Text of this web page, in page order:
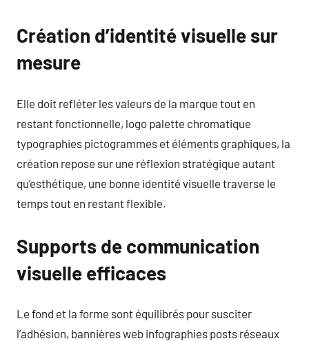
Création d’identité visuelle sur
mesure
Elle doit refléter les valeurs de la marque tout en
restant fonctionnelle, logo palette chromatique
typographies pictogrammes et éléments graphiques, la
création repose sur une réflexion stratégique autant
qu’esthétique, une bonne identité visuelle traverse le
temps tout en restant flexible.
Supports de communication
visuelle efficaces
Le fond et la forme sont équilibrés pour susciter
l’adhésion, bannières web infographies posts réseaux